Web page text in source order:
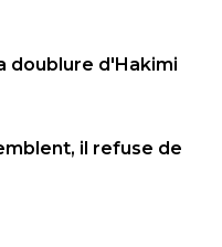
doublure d'Hakimi
il refuse de